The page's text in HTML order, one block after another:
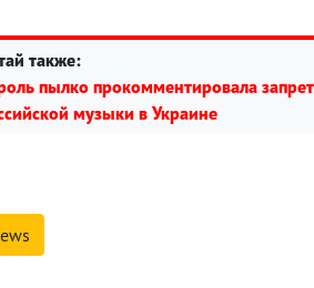
также:
пылко прокомментировала запрет
музыки в Украине